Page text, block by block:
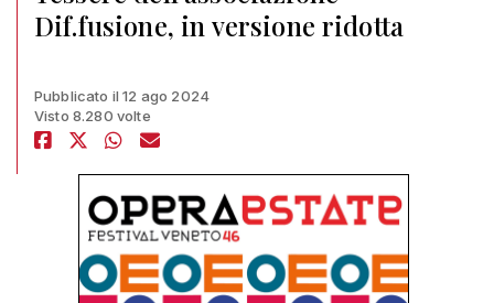
Dif.fusione, in versione ridotta
Pubblicato il 12 ago 2024
Visto 8.280 volte